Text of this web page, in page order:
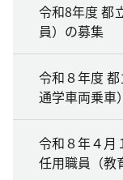
令和8年度 都
員）の募集
令和８年度
通学車両乗車
令和８年４
任用職員（教